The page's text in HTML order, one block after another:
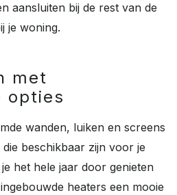
aansluiten bij de rest van de
je woning.
met
opties
wanden, luiken en screens
beschikbaar zijn voor je
het hele jaar door genieten
heaters een mooie